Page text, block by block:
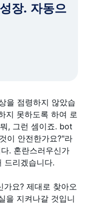
장. 자동으
을 점령하지 않았습
지 못하도록 하여 로
, 그런 셈이죠. bot
이 안전한가요?"라
. 혼란스러우신가
드리겠습니다.
가요? 제대로 찾아오
을 지켜나갈 것입니